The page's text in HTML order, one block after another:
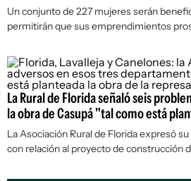
Un conjunto de 227 mujeres serán
permitirán que sus emprendimientos
La Rural de Florida señaló seis
la obra de Casupá "tal como está
La Asociación Rural de Florida expresó
con relación al proyecto de construcción